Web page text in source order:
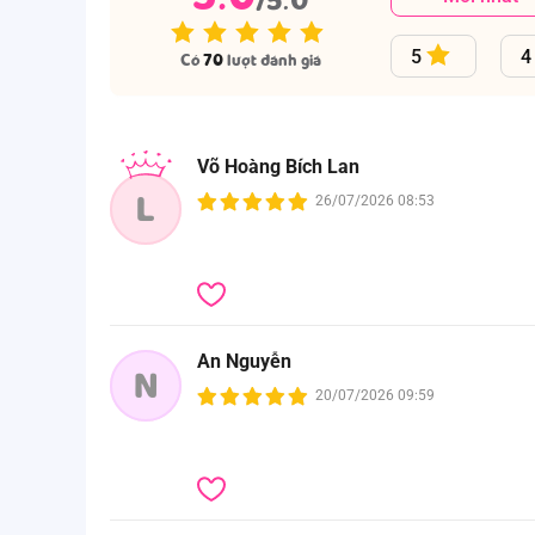
Ưu điểm nổi bật
Họa tiết hình Thỏ và bạn rất dễ thương, độc
.Đường cắt may, cuốn biên khéo léo đến từng chi
Đặc điểm chất liệu
Kết cấu sợi khăn chắc chắn, bền và ít bị co giãn
Hướng dẫn sử dụng và bảo quản
.
Sản phẩm mua về nên giặt trước khi sử dụng;
.
Không giặt với chất tẩy mạnh;
Không phơi dưới nắng gắt;
Có70lượt đánh giá 5 4
L
Võ Hoàng Bích Lan
26/07/2026 08:53
N
An Nguyễn
20/07/2026 09:59